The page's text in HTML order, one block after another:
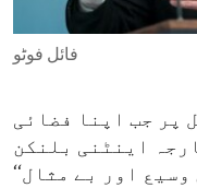
ENVIRONMENT AND
IDEALS AND
فائل فوٹو
پر جب اپنا فضائی
اینٹنی بلنکن
اور بے مثال‘‘